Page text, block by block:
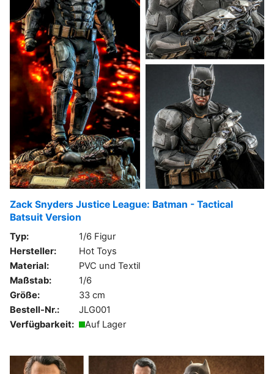
Zack Snyders Justice League: Batman - Tactical
Batsuit Version
Typ:
1/6 Figur
Hersteller:
Hot Toys
Material:
PVC und Textil
Maßstab:
1/6
Größe:
33 cm
Bestell-Nr.:
JLG001
Verfügbarkeit:
Auf Lager